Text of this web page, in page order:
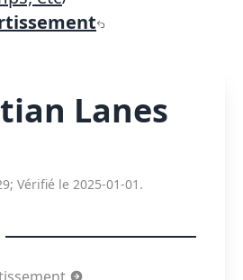
Lanes
Vérifié le 2025-01-01.